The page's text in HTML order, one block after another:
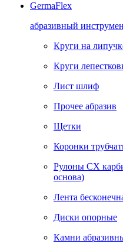
GermaFlex
абразивный
Круги на
Круги
Лист шлиф
Прочее абразив
Щетки
Коронки
Рулоны CX
основа)
Лента
Диски опорные
Камни